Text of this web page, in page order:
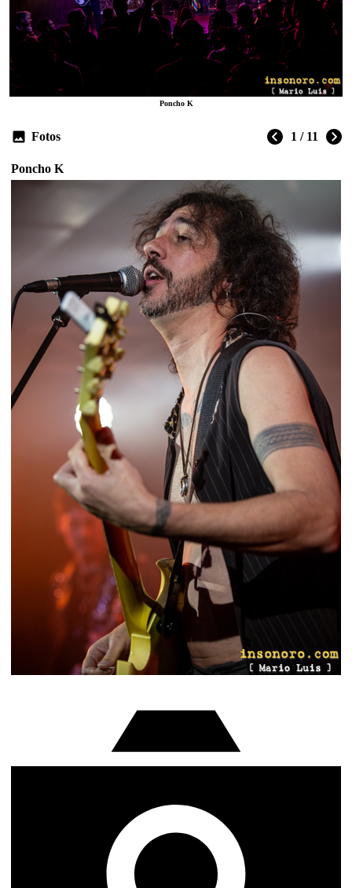
Poncho K
Fotos 1 / 11
Poncho K